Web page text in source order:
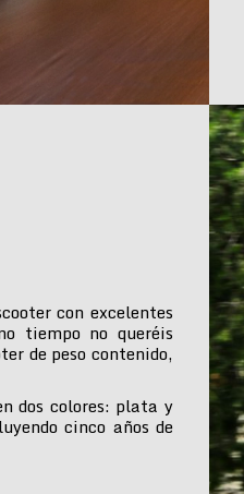
con excelentes
tiempo no queréis
de peso contenido,
dos colores: plata y
cinco años de